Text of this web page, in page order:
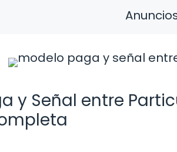
y Señal entre